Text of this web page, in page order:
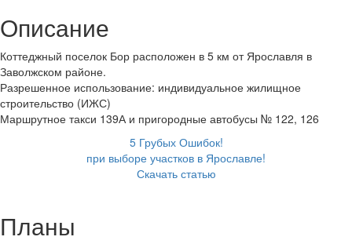
Описание
Коттеджный поселок Бор расположен в 5 км от Ярославля в
Заволжском районе.
Разрешенное использование: индивидуальное жилищное
строительство (ИЖС)
Маршрутное такси 139А и пригородные автобусы № 122, 126
5 Грубых Ошибок!
при выборе участков в Ярославле!
Скачать статью
Планы